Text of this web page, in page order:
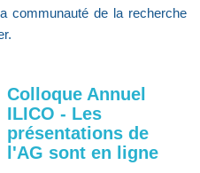
communauté de la recherche
Colloque Annuel
ILICO - Les
présentations de
l'AG sont en ligne